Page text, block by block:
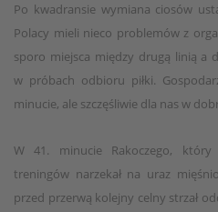
Po kwadransie wymiana ciosów
Polacy mieli nieco problemów z
sporo miejsca między drugą linią a
w próbach odbioru piłki.
minucie, ale szczęśliwie dla nas w
W 41. minucie Rakoczego, który
treningów narzekał na uraz
przed przerwą kolejny celny strzał